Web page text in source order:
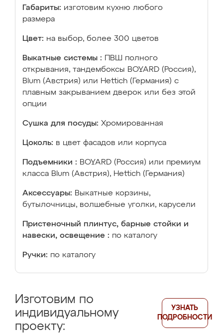
Габариты: изготовим кухню любого
размера
Цвет: на выбор, более 300 цветов
Выкатные системы :
ПВШ полного
открывания, тандембоксы BOYARD (Россия),
Blum (Австрия) или Hettich (Германия) с
плавным закрыванием дверок или без этой
опции
Сушка для посуды: Хромированная
Цоколь: в цвет фасадов или корпуса
Подъемники : BOYARD (Россия) или премиум
класса Blum (Австрия), Hettich (Германия)
Аксессуары: Выкатные корзины,
бутылочницы, волшебные уголки, карусели
Пристеночный плинтус, барные стойки и
навески, освещение : по каталогу
Ручки: по каталогу
Изготовим по
индивидуальному
проекту:
УЗНАТЬ
ПОДРОБНОСТИ